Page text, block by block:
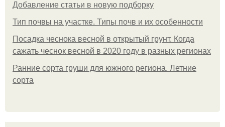
Добавление статьи в новую подборку
Тип почвы на участке. Типы почв и их особенности
Посадка чеснока весной в открытый грунт. Когда
сажать чеснок весной в 2020 году в разных регионах
Ранние сорта груши для южного региона. Летние
сорта